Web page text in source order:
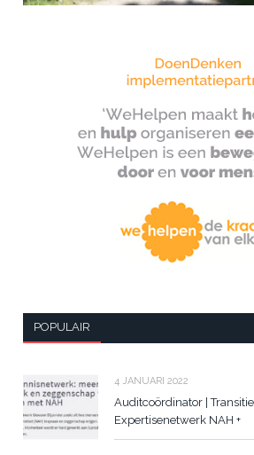
POPULAIR
4 JANUARI 2022
Auditcoördinator |
Expertisenetwerk NAH +